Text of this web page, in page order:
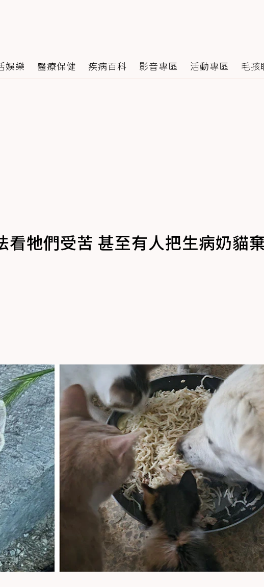
娛樂 醫療保健 疾病百科 影音專區 活動專區 毛孩
看牠們受苦 甚至有人把生病奶貓